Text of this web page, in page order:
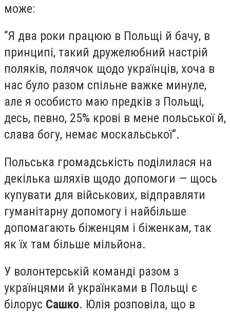
може:
“Я два роки працюю в Польщі й бачу, в
принципі, такий дружелюбний настрій
поляків, полячок щодо українців, хоча в
нас було разом спільне важке минуле,
але я особисто маю предків з Польщі,
десь, певно, 25% крові в мене польської й,
слава богу, немає москальської”.
Польська громадськість поділилася на
декілька шляхів щодо допомоги — щось
купувати для військових, відправляти
гуманітарну допомогу і найбільше
допомагають біженцям і біженкам, так
як їх там більше мільйона.
У волонтерській команді разом з
українцями й українками в Польщі є
білорус Сашко. Юлія розповіла, що в